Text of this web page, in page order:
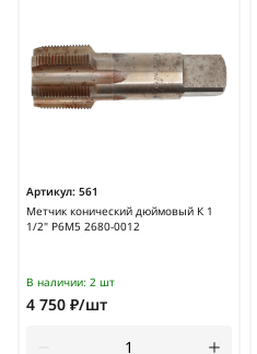
Артикул: 561
Метчик конический дюймовый К 1
1/2" Р6М5 2680-0012
В наличии: 2 шт
4 750 ₽/шт